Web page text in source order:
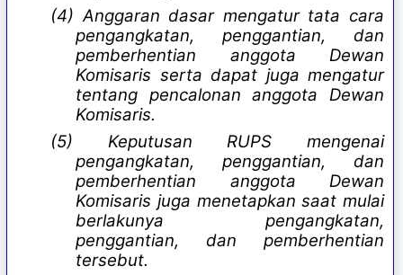
(4) Anggaran dasar mengatur tata cara
pengangkatan, penggantian, dan
pemberhentian anggota Dewan
Komisaris serta dapat juga mengatur
tentang pencalonan anggota Dewan
Komisaris.
(5) Keputusan RUPS mengenai
pengangkatan, penggantian, dan
pemberhentian anggota Dewan
Komisaris juga menetapkan saat mulai
berlakunya pengangkatan,
penggantian, dan pemberhentian
tersebut.